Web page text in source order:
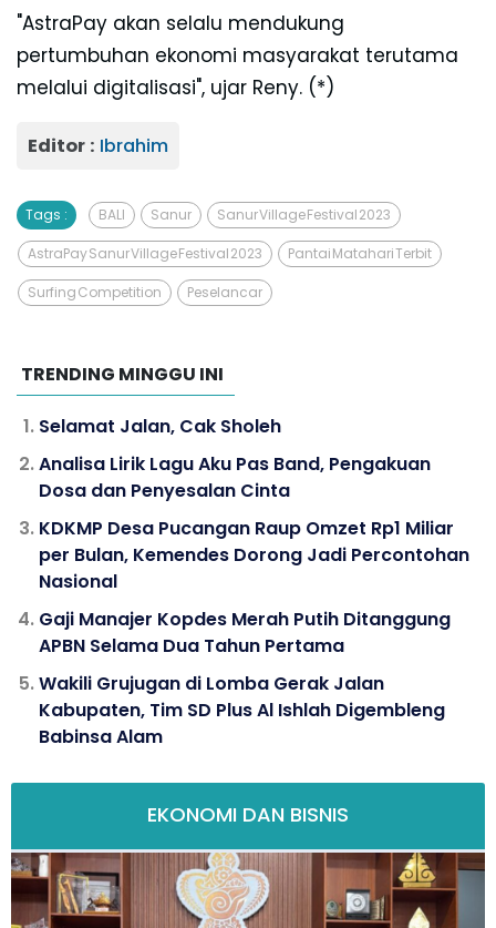
"AstraPay akan selalu mendukung
pertumbuhan ekonomi masyarakat terutama
melalui digitalisasi", ujar Reny. (*)
Editor : Ibrahim
Tags : BALI Sanur Sanur Village Festival 2023
AstraPay Sanur Village Festival 2023 Pantai Matahari Terbit
Surfing Competition Peselancar
TRENDING MINGGU INI
Selamat Jalan, Cak Sholeh
Analisa Lirik Lagu Aku Pas Band, Pengakuan
Dosa dan Penyesalan Cinta
KDKMP Desa Pucangan Raup Omzet Rp1 Miliar
per Bulan, Kemendes Dorong Jadi Percontohan
Nasional
Gaji Manajer Kopdes Merah Putih Ditanggung
APBN Selama Dua Tahun Pertama
Wakili Grujugan di Lomba Gerak Jalan
Kabupaten, Tim SD Plus Al Ishlah Digembleng
Babinsa Alam
EKONOMI DAN BISNIS